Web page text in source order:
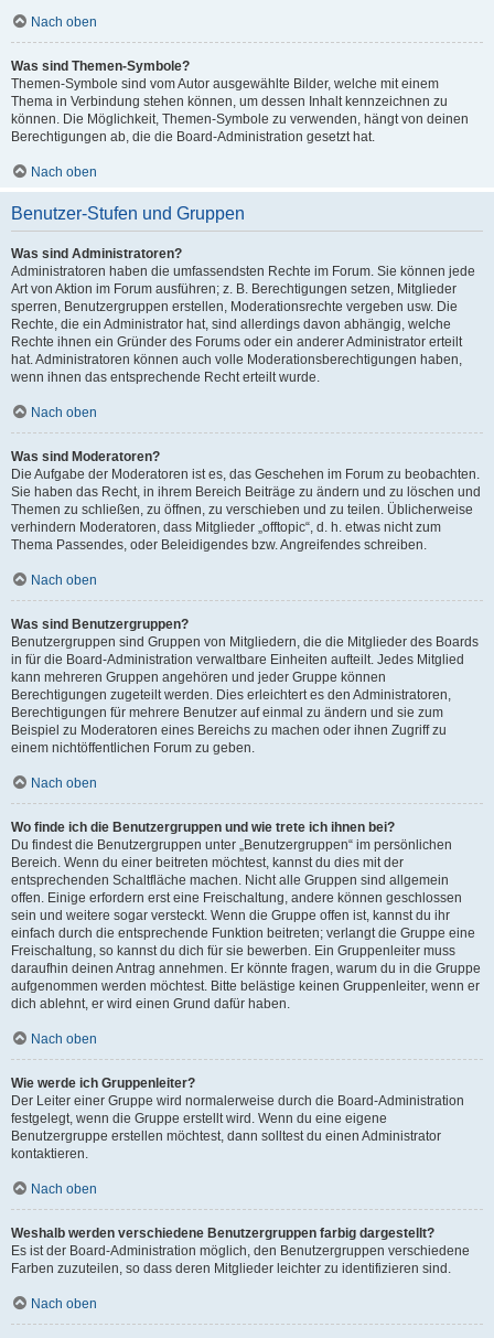
Nach oben
Was sind Themen-Symbole?
Themen-Symbole sind vom Autor ausgewählte Bilder, welche mit einem
Thema in Verbindung stehen können, um dessen Inhalt kennzeichnen zu
können. Die Möglichkeit, Themen-Symbole zu verwenden, hängt von deinen
Berechtigungen ab, die die Board-Administration gesetzt hat.
Nach oben
Benutzer-Stufen und Gruppen
Was sind Administratoren?
Administratoren haben die umfassendsten Rechte im Forum. Sie können jede
Art von Aktion im Forum ausführen; z. B. Berechtigungen setzen, Mitglieder
sperren, Benutzergruppen erstellen, Moderationsrechte vergeben usw. Die
Rechte, die ein Administrator hat, sind allerdings davon abhängig, welche
Rechte ihnen ein Gründer des Forums oder ein anderer Administrator erteilt
hat. Administratoren können auch volle Moderationsberechtigungen haben,
wenn ihnen das entsprechende Recht erteilt wurde.
Nach oben
Was sind Moderatoren?
Die Aufgabe der Moderatoren ist es, das Geschehen im Forum zu beobachten.
Sie haben das Recht, in ihrem Bereich Beiträge zu ändern und zu löschen und
Themen zu schließen, zu öffnen, zu verschieben und zu teilen. Üblicherweise
verhindern Moderatoren, dass Mitglieder „offtopic“, d. h. etwas nicht zum
Thema Passendes, oder Beleidigendes bzw. Angreifendes schreiben.
Nach oben
Was sind Benutzergruppen?
Benutzergruppen sind Gruppen von Mitgliedern, die die Mitglieder des Boards
in für die Board-Administration verwaltbare Einheiten aufteilt. Jedes Mitglied
kann mehreren Gruppen angehören und jeder Gruppe können
Berechtigungen zugeteilt werden. Dies erleichtert es den Administratoren,
Berechtigungen für mehrere Benutzer auf einmal zu ändern und sie zum
Beispiel zu Moderatoren eines Bereichs zu machen oder ihnen Zugriff zu
einem nichtöffentlichen Forum zu geben.
Nach oben
Wo finde ich die Benutzergruppen und wie trete ich ihnen bei?
Du findest die Benutzergruppen unter „Benutzergruppen“ im persönlichen
Bereich. Wenn du einer beitreten möchtest, kannst du dies mit der
entsprechenden Schaltfläche machen. Nicht alle Gruppen sind allgemein
offen. Einige erfordern erst eine Freischaltung, andere können geschlossen
sein und weitere sogar versteckt. Wenn die Gruppe offen ist, kannst du ihr
einfach durch die entsprechende Funktion beitreten; verlangt die Gruppe eine
Freischaltung, so kannst du dich für sie bewerben. Ein Gruppenleiter muss
daraufhin deinen Antrag annehmen. Er könnte fragen, warum du in die Gruppe
aufgenommen werden möchtest. Bitte belästige keinen Gruppenleiter, wenn er
dich ablehnt, er wird einen Grund dafür haben.
Nach oben
Wie werde ich Gruppenleiter?
Der Leiter einer Gruppe wird normalerweise durch die Board-Administration
festgelegt, wenn die Gruppe erstellt wird. Wenn du eine eigene
Benutzergruppe erstellen möchtest, dann solltest du einen Administrator
kontaktieren.
Nach oben
Weshalb werden verschiedene Benutzergruppen farbig dargestellt?
Es ist der Board-Administration möglich, den Benutzergruppen verschiedene
Farben zuzuteilen, so dass deren Mitglieder leichter zu identifizieren sind.
Nach oben